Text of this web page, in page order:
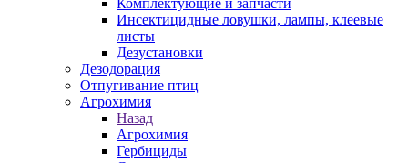
Комплектующие и запчасти
Инсектицидные ловушки, лампы, клеевые
листы
Дезустановки
Дезодорация
Отпугивание птиц
Агрохимия
Назад
Агрохимия
Гербициды